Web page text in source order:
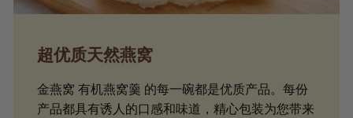
超优质天然燕窝
金燕窝 有机燕窝羹 的每一碗都是优质产品。每份
产品都具有诱人的口感和味道，精心包装为您带来